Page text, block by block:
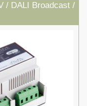
/ DALI Broadcast /